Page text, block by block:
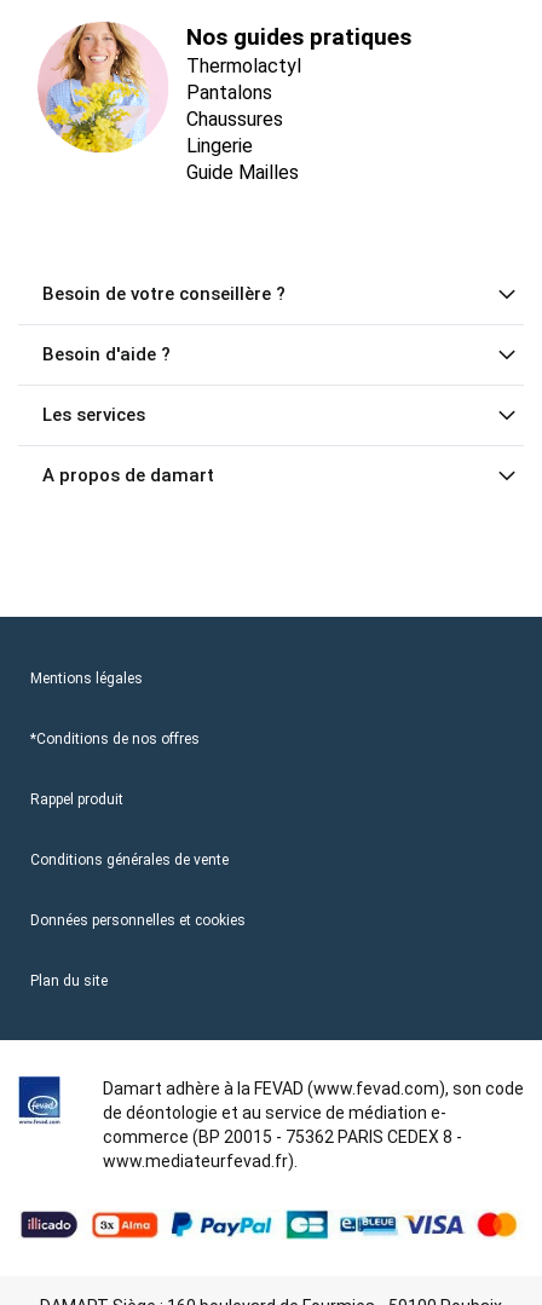
Nos guides pratiques
Thermolactyl
Pantalons
Chaussures
Lingerie
Guide Mailles
Besoin de votre conseillère ?
Besoin d'aide ?
Les services
A propos de damart
Mentions légales
*Conditions de nos offres
Rappel produit
Conditions générales de vente
Données personnelles et cookies
Plan du site
Damart adhère à la FEVAD (www.fevad.com), son code
de déontologie et au service de médiation e-
commerce (BP 20015 - 75362 PARIS CEDEX 8 -
www.mediateurfevad.fr).